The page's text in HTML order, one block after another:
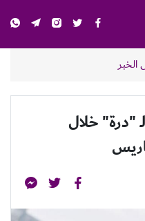
الخبر
"درة" خلال